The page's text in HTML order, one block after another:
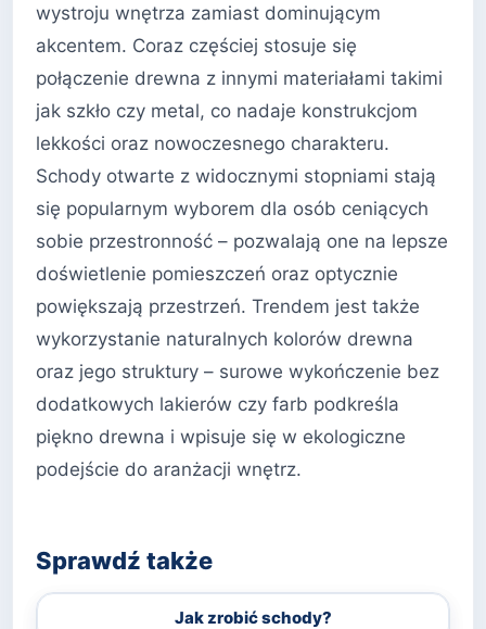
wystroju wnętrza zamiast dominującym
akcentem. Coraz częściej stosuje się
połączenie drewna z innymi materiałami takimi
jak szkło czy metal, co nadaje konstrukcjom
lekkości oraz nowoczesnego charakteru.
Schody otwarte z widocznymi stopniami stają
się popularnym wyborem dla osób ceniących
sobie przestronność – pozwalają one na lepsze
doświetlenie pomieszczeń oraz optycznie
powiększają przestrzeń. Trendem jest także
wykorzystanie naturalnych kolorów drewna
oraz jego struktury – surowe wykończenie bez
dodatkowych lakierów czy farb podkreśla
piękno drewna i wpisuje się w ekologiczne
podejście do aranżacji wnętrz.
Sprawdź także
Jak zrobić schody?